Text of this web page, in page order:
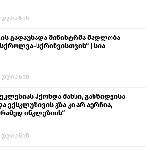
დღის წინ
გადაუხადა მინისტრმა მადლობა
სქრინვისთვის“ | სია
დღის წინ
ჰქონდა შანსი, განზიდვისა
ექსკლუზივის გზა კი არ აერჩია,
ინკლუზიის“
დღის წინ